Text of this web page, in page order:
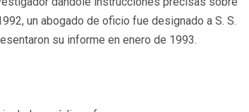
un abogado de oficio fue designado a S. S.
su informe en enero de 1993.